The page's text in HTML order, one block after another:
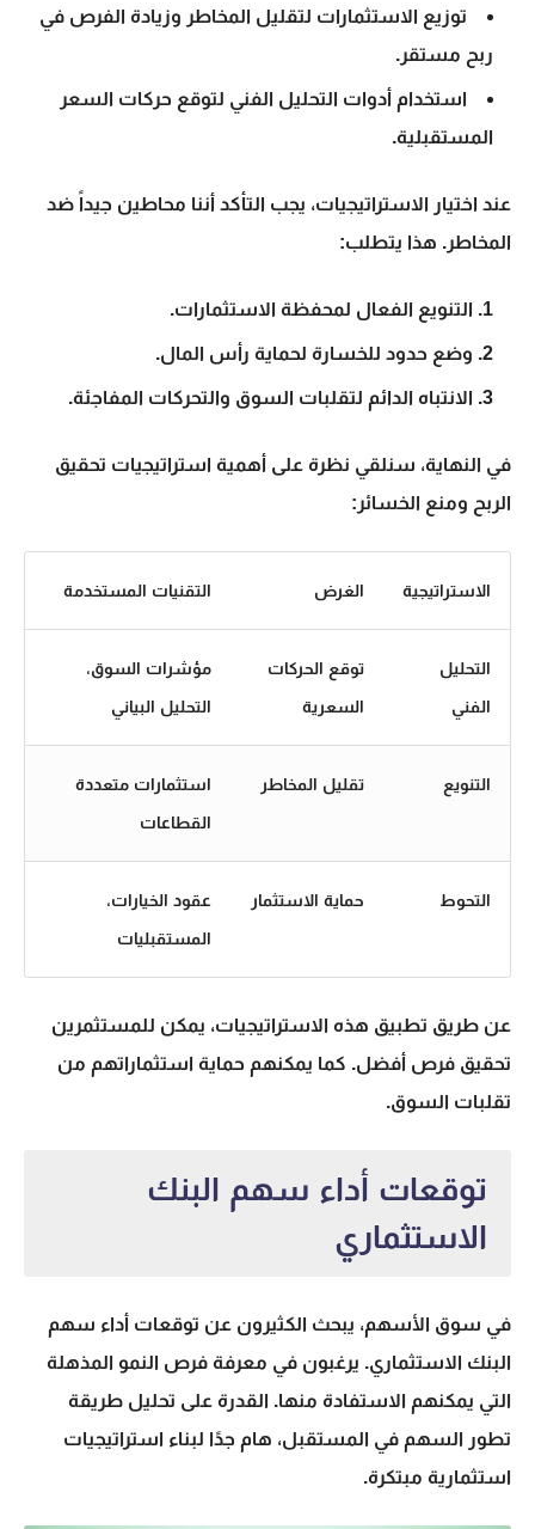
توزيع الاستثمارات لتقليل المخاطر وزيادة الفرص في
ربح مستقر.
استخدام أدوات التحليل الفني لتوقع حركات السعر
المستقبلية.
عند اختيار الاستراتيجيات، يجب التأكد أننا محاطين جيداً ضد
المخاطر. هذا يتطلب:
التنويع الفعال لمحفظة الاستثمارات.
وضع حدود للخسارة لحماية رأس المال.
الانتباه الدائم لتقلبات السوق والتحركات المفاجئة.
في النهاية، سنلقي نظرة على أهمية استراتيجيات تحقيق
الربح ومنع الخسائر:
الاستراتيجية الغرض التقنيات المستخدمة
التحليل
الفني
توقع الحركات
السعرية
مؤشرات السوق،
التحليل البياني
التنويع تقليل المخاطر
استثمارات متعددة
القطاعات
التحوط حماية الاستثمار
عقود الخيارات،
المستقبليات
عن طريق تطبيق هذه الاستراتيجيات، يمكن للمستثمرين
تحقيق فرص أفضل. كما يمكنهم حماية استثماراتهم من
تقلبات السوق.
توقعات أداء سهم البنك
الاستثماري
في سوق الأسهم، يبحث الكثيرون عن توقعات أداء سهم
البنك الاستثماري. يرغبون في معرفة فرص النمو المذهلة
التي يمكنهم الاستفادة منها. القدرة على تحليل طريقة
تطور السهم في المستقبل، هام جدًا لبناء استراتيجيات
استثمارية مبتكرة.